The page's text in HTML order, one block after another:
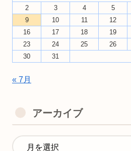
2
3 4 5
9
10 11 12
16
17 18 19
23
24 25 26
30
31
« 7月
アーカイブ